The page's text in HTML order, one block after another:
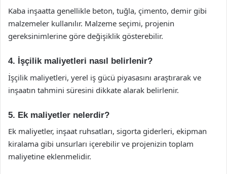
Kaba inşaatta genellikle beton, tuğla, çimento, demir gibi
malzemeler kullanılır. Malzeme seçimi, projenin
gereksinimlerine göre değişiklik gösterebilir.
4. İşçilik maliyetleri nasıl belirlenir?
İşçilik maliyetleri, yerel iş gücü piyasasını araştırarak ve
inşaatın tahmini süresini dikkate alarak belirlenir.
5. Ek maliyetler nelerdir?
Ek maliyetler, inşaat ruhsatları, sigorta giderleri, ekipman
kiralama gibi unsurları içerebilir ve projenizin toplam
maliyetine eklenmelidir.